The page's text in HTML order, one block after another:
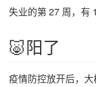
失业的第 27 周，有
🐷阳了
疫情防控放开后，